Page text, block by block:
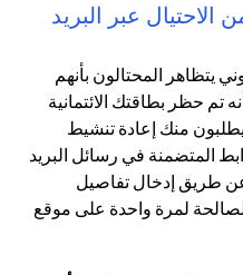
عبر البريد
يتظاهر المحتالون بأنهم
حظر بطاقتك الائتمانية
منك إعادة تنشيط
المتضمنة في رسائل البريد
عن طريق إدخال تفاصيل
لمرة واحدة على موقع